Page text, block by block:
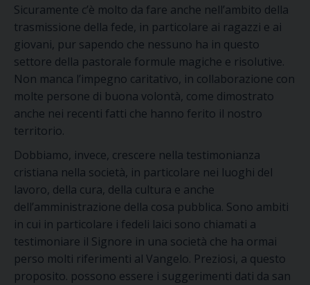
Sicuramente c’è molto da fare anche nell’ambito della
trasmissione della fede, in particolare ai ragazzi e ai
giovani, pur sapendo che nessuno ha in questo
settore della pastorale formule magiche e risolutive.
Non manca l’impegno caritativo, in collaborazione con
molte persone di buona volontà, come dimostrato
anche nei recenti fatti che hanno ferito il nostro
territorio.
Dobbiamo, invece, crescere nella testimonianza
cristiana nella società, in particolare nei luoghi del
lavoro, della cura, della cultura e anche
dell’amministrazione della cosa pubblica. Sono ambiti
in cui in particolare i fedeli laici sono chiamati a
testimoniare il Signore in una società che ha ormai
perso molti riferimenti al Vangelo. Preziosi, a questo
proposito. possono essere i suggerimenti dati da san